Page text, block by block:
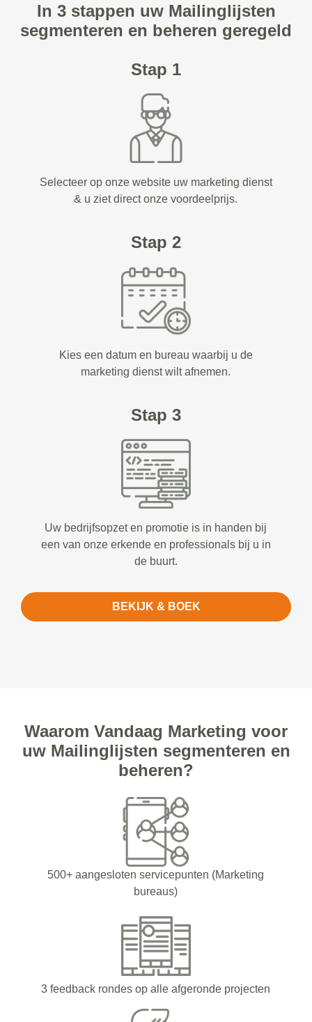
In 3 stappen uw Mailinglijsten
segmenteren en beheren geregeld
Stap 1
Selecteer op onze website uw marketing dienst
& u ziet direct onze voordeelprijs.
Stap 2
Kies een datum en bureau waarbij u de
marketing dienst wilt afnemen.
Stap 3
Uw bedrijfsopzet en promotie is in handen bij
een van onze erkende en professionals bij u in
de buurt.
BEKIJK & BOEK
Waarom Vandaag Marketing voor
uw Mailinglijsten segmenteren en
beheren?
500+ aangesloten servicepunten (Marketing
bureaus)
3 feedback rondes op alle afgeronde projecten